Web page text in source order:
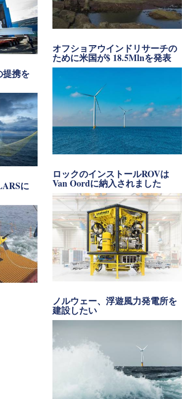
携を
に
オフショアウインドリサーチの
ために米国が$ 18.5Mlnを発表
ロックのインストールROVは
Van Oordに納入されました
ノルウェー、浮遊風力発電所を
建設したい